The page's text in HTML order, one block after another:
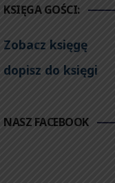
KSIĘGA GOŚCI:
Zobacz księgę
dopisz do księgi
NASZ FACEBOOK